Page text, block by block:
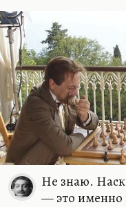
Не знаю.
— это именно